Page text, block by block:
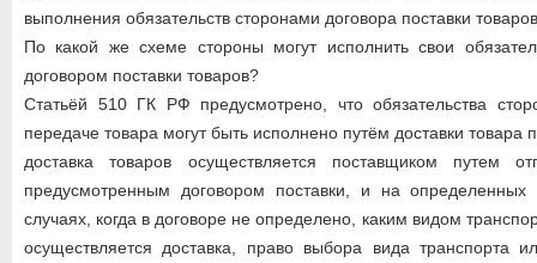
выполнения обязательств сторонами договора поставки
По какой же схеме стороны могут исполнить свои
договором поставки товаров?
Статьёй 510 ГК РФ предусмотрено, что обязательства
передаче товара могут быть исполнено путём доставки товара
доставка товаров осуществляется поставщиком путем
предусмотренным договором поставки, и на
случаях, когда в договоре не определено, каким видом
осуществляется доставка, право выбора вида транспорта